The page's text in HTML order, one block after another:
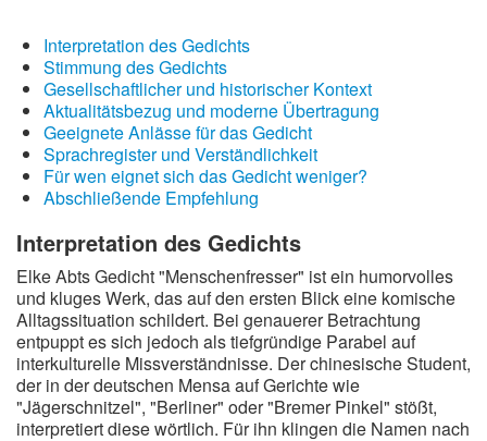
Interpretation des Gedichts
Stimmung des Gedichts
Gesellschaftlicher und historischer Kontext
Aktualitätsbezug und moderne Übertragung
Geeignete Anlässe für das Gedicht
Sprachregister und Verständlichkeit
Für wen eignet sich das Gedicht weniger?
Abschließende Empfehlung
Interpretation des Gedichts
Elke Abts Gedicht "Menschenfresser" ist ein humorvolles
und kluges Werk, das auf den ersten Blick eine komische
Alltagssituation schildert. Bei genauerer Betrachtung
entpuppt es sich jedoch als tiefgründige Parabel auf
interkulturelle Missverständnisse. Der chinesische Student,
der in der deutschen Mensa auf Gerichte wie
"Jägerschnitzel", "Berliner" oder "Bremer Pinkel" stößt,
interpretiert diese wörtlich. Für ihn klingen die Namen nach